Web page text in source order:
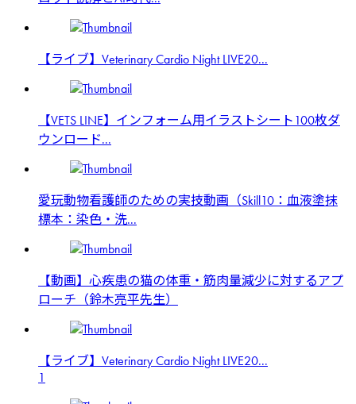
【ライブ】Veterinary Cardio Night LIVE20...
【VETS LINE】インフォーム用イラストシート100枚ダ
ウンロード...
愛玩動物看護師のための実技動画（Skill10：血液塗抹
標本：染色・洗...
【動画】心疾患の猫の体重・筋肉量減少に対するアプ
ローチ（鈴木亮平先生）
【ライブ】Veterinary Cardio Night LIVE20...
1